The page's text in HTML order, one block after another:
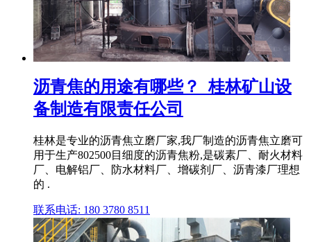
沥青焦的用途有哪些？_桂林矿山设
备制造有限责任公司
桂林是专业的沥青焦立磨厂家,我厂制造的沥青焦立磨可
用于生产802500目细度的沥青焦粉,是碳素厂、耐火材料
厂、电解铝厂、防水材料厂、增碳剂厂、沥青漆厂理想
的 .
联系电话: 180 3780 8511